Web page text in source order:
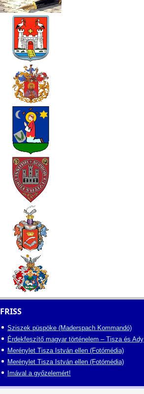
FRISS
Sziszek püspöke (Maderspach Kommandó)
Érdekfeszítő magyar történelem – Tisza és Ady
Merénylet Tisza István ellen (Fotómédia)
Merénylet Tisza István ellen (Fotómédia)
Imával a győzelemért!